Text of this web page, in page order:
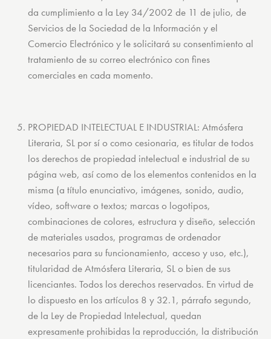
da cumplimiento a la Ley 34/2002 de 11 de julio, de
Servicios de la Sociedad de la Información y el
Comercio Electrónico y le solicitará su consentimiento al
tratamiento de su correo electrónico con fines
comerciales en cada momento.
PROPIEDAD INTELECTUAL E INDUSTRIAL: Atmósfera
Literaria, SL por sí o como cesionaria, es titular de todos
los derechos de propiedad intelectual e industrial de su
página web, así como de los elementos contenidos en la
misma (a título enunciativo, imágenes, sonido, audio,
vídeo, software o textos; marcas o logotipos,
combinaciones de colores, estructura y diseño, selección
de materiales usados, programas de ordenador
necesarios para su funcionamiento, acceso y uso, etc.),
titularidad de Atmósfera Literaria, SL o bien de sus
licenciantes. Todos los derechos reservados. En virtud de
lo dispuesto en los artículos 8 y 32.1, párrafo segundo,
de la Ley de Propiedad Intelectual, quedan
expresamente prohibidas la reproducción, la distribución